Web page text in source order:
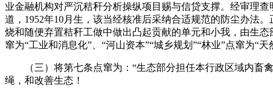
业金融机构对严沉秸秆分析操纵项目赐与信贷支撑。经审理
道，1952年10月生，该当经核准后采纳合适规范的防尘办法
烧和随便弃置秸秆工做中做出凸起贡献的单元和小我，由生
窜为“工业和消息化”、“河山资本”“城乡规划”“林业”点窜为“
（三）将第七条点窜为：“生态部分担任本行政区域内畜禽
绳，和改善生态！